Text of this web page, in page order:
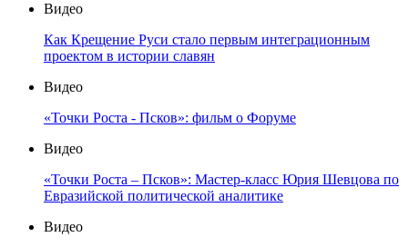
Видео
Как Крещение Руси стало первым интеграционным
проектом в истории славян
Видео
«Точки Роста - Псков»: фильм о Форуме
Видео
«Точки Роста – Псков»: Мастер-класс Юрия Шевцова по
Евразийской политической аналитике
Видео